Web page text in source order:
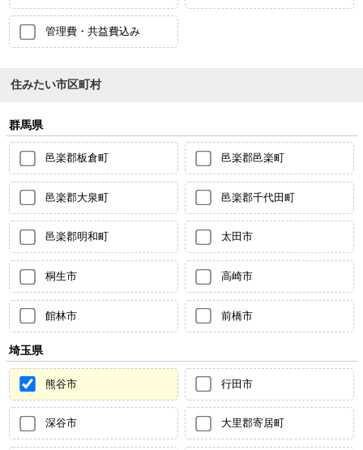
管理費・共益費込み
住みたい市区町村
群馬県
邑楽郡板倉町 邑楽郡邑楽町
邑楽郡大泉町 邑楽郡千代田町
邑楽郡明和町 太田市
桐生市 高崎市
館林市 前橋市
埼玉県
熊谷市 行田市
深谷市 大里郡寄居町